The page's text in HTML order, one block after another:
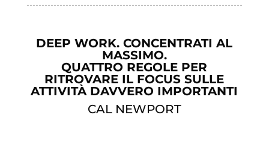
DEEP WORK. CONCENTRATI AL
MASSIMO.
QUATTRO REGOLE PER
RITROVARE IL FOCUS SULLE
ATTIVITÀ DAVVERO IMPORTANTI
CAL NEWPORT